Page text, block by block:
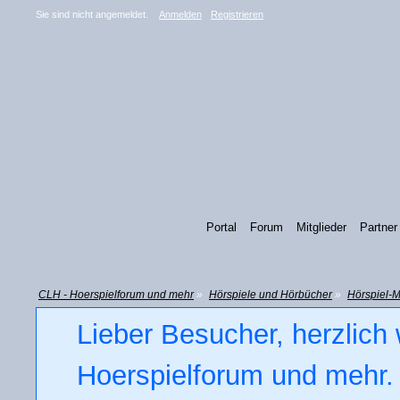
Sie sind nicht angemeldet. Anmelden Registrieren
Portal Forum Mitglieder Partner
CLH - Hoerspielforum und mehr» Hörspiele und Hörbücher» Hörspiel-
Lieber Besucher,
Hoerspielforum und